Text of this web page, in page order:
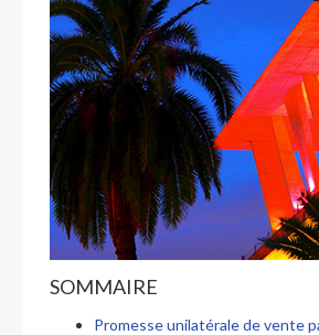
SOMMAIRE
Promesse unilatérale de vente